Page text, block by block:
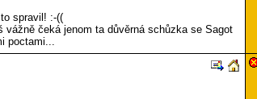
spravil! :-((
vážně čeká jenom ta důvěrná schůzka se Sagot
poctami...